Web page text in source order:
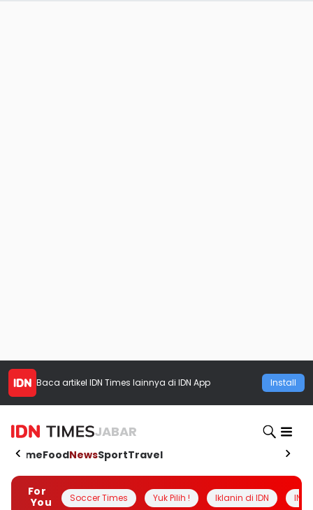
Baca artikel IDN Times lainnya di IDN App Install
JABAR
HomeFoodNewsSportTravel
For
You
Soccer Times Yuk Pilih ! Iklanin di IDN